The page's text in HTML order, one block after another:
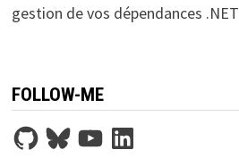
gestion de vos dépendances .NET
FOLLOW-ME
GitHubBlueskyYouTubeLinkedIn